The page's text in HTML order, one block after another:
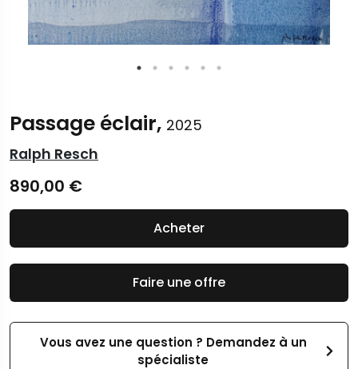
Passage éclair, 2025
Ralph Resch
890,00 €
Faire une offre
Vous avez une question ? Demandez à un
spécialiste
Acheter